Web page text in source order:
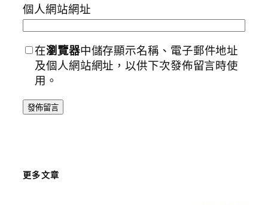
個人網站網址
在瀏覽器中儲存顯示名稱、電子郵件地址
及個人網站網址，以供下次發佈留言時使
用。
更多文章